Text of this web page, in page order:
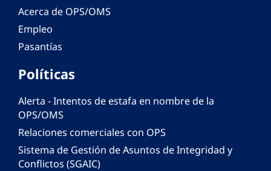
Acerca de OPS/OMS
Empleo
Pasantías
Políticas
Alerta - Intentos de estafa en nombre de la
OPS/OMS
Relaciones comerciales con OPS
Sistema de Gestión de Asuntos de Integridad y
Conflictos (SGAIC)